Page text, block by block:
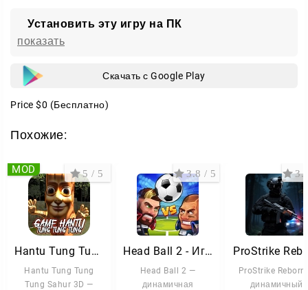
Установить эту игру на ПК
показать
Скачать с Google Play
Price $0 (Бесплатно)
Похожие:
Hantu Tung Tung Tung Sahur 3D
Hantu Tung Tung
Tung Sahur 3D —
5 / 5
MOD
Head Ball 2 - Игра в футбол
Head Ball 2 —
динамичная
3.8 / 5
ProStrike
ProStrike
динамичный